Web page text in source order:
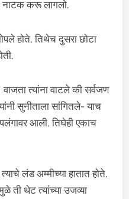
नाटक करू लागलो.
होते. तिथेच दुसरा छोटा
वाजता त्यांना वाटले की सर्वजण
सुनीताला सांगितले- याच
आली. तिघेही एकाच
लंड अम्मीच्या हातात होते.
ती थेट त्यांच्या उजव्या